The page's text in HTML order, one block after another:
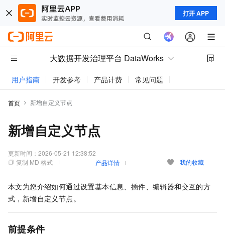
打开 APP
大数据开发治理平台 DataWorks
用户指南 开发参考 产品计费 常见问题
首页 新增自定义节点
新增自定义节点
更新时间： 2026-05-21 12:38:52
复制 MD 格式
产品详情 我的收藏
本文为您介绍如何通过设置基本信息、插件、编辑器和交互的方
式，新增自定义节点。
前提条件